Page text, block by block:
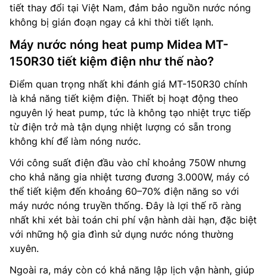
tiết thay đổi tại Việt Nam, đảm bảo nguồn nước nóng
không bị gián đoạn ngay cả khi thời tiết lạnh.
Máy nước nóng heat pump Midea MT-
150R30 tiết kiệm điện như thế nào?
Điểm quan trọng nhất khi đánh giá MT-150R30 chính
là khả năng tiết kiệm điện. Thiết bị hoạt động theo
nguyên lý heat pump, tức là không tạo nhiệt trực tiếp
từ điện trở mà tận dụng nhiệt lượng có sẵn trong
không khí để làm nóng nước.
Với công suất điện đầu vào chỉ khoảng 750W nhưng
cho khả năng gia nhiệt tương đương 3.000W, máy có
thể tiết kiệm đến khoảng 60–70% điện năng so với
máy nước nóng truyền thống. Đây là lợi thế rõ ràng
nhất khi xét bài toán chi phí vận hành dài hạn, đặc biệt
với những hộ gia đình sử dụng nước nóng thường
xuyên.
Ngoài ra, máy còn có khả năng lập lịch vận hành, giúp